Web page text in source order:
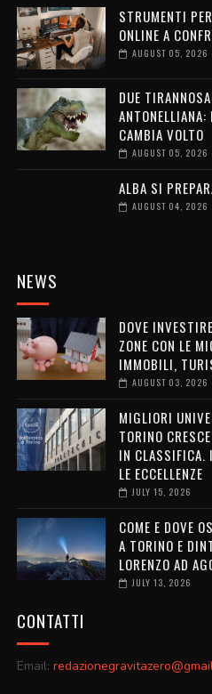
STRUMENTI
ONLINE A
AUGUST 05, 2026
DUE
CAMBIA VOLTO
AUGUST 05, 2026
ALBA SI
AUGUST 04, 2026
NEWS
DOVE
ZONE CON LE
IMMOBILI,
AUGUST 03, 2026
MIGLIORI
TORINO
IN CLASSIFICA.
LE ECCELLENZE
JULY 15, 2026
COME E DOVE
A TORINO E
LORENZO AD
JULY 13, 2026
CONTATTI
Email: